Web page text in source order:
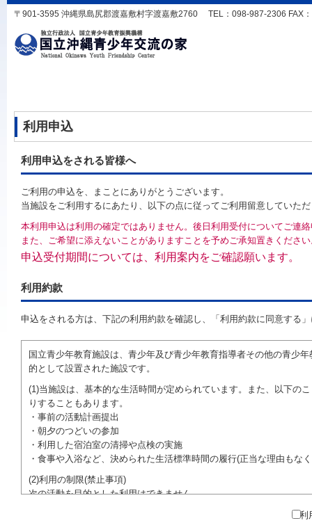
〒901-3595 沖縄県島尻郡渡嘉敷村字渡嘉敷2760 TEL：098-987-2306 FAX
利用申込
利用申込をされる皆様へ
ご利用の申込を、まことにありがとうございます。
当施設をご利用するにあたり、以下の点に従ってご利用留意していた
本利用申込は利用の確定ではありません。後日利用受付についてご連
また、ご希望に添えないことがありますことを予めご承知置きくださ
申込受付期間については、利用案内をご確認願います。
利用約款
申込をされる方は、下記の利用約款を確認し、「利用約款に同意する
国立青少年教育施設は、青少年及び青少年教育指導者その他の青少
的として設置された施設です。
(1)当施設は、基本的な生活時間が定められています。また、以下の
りすることもあります。
・事前の活動計画提出
・朝夕のつどいの参加
・利用した宿泊室の清掃や点検の実施
・食事や入浴など、決められた生活標準時間の履行(正当な理由も
(2)利用の制限(禁止事項)
次の活動を目的とした利用はできません。
●特定の政党を支持、またはこれに反対するための政治教育その他の
利